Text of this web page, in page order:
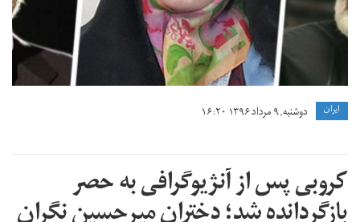
ايران دوشنبه, ۹ مرداد ۱۳۹۶ ۱۶:۲۰
کروبی پس از آنژیوگرافی به حصر